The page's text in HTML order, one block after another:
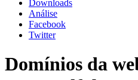
Downloads
Análise
Facebook
Twitter
Domínios da